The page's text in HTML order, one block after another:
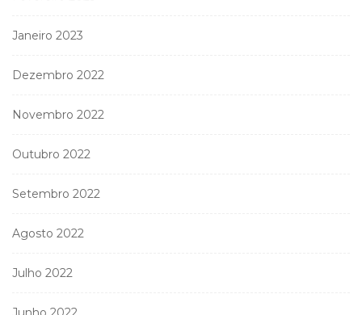
Janeiro 2023
Dezembro 2022
Novembro 2022
Outubro 2022
Setembro 2022
Agosto 2022
Julho 2022